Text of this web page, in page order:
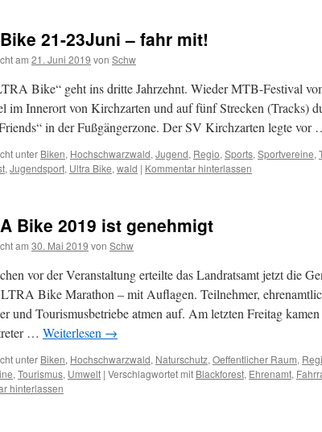
21-23Juni – fahr mit!
am 21. Juni 2019 von Schw
Bike“ geht ins dritte Jahrzehnt. Wieder MTB-Festival
im Innerort von Kirchzarten und auf fünf Strecken (Tracks)
in der Fußgängerzone. Der SV Kirchzarten legte vor
unter Biken, Hochschwarzwald, Jugend, Regio, Sports, Sportvereine,
, Jugendsport, Ultra Bike, wald | Kommentar hinterlassen
Bike 2019 ist genehmigt
am 30. Mai 2019 von Schw
vor der Veranstaltung erteilte das Landratsamt jetzt die
Bike Marathon – mit Auflagen. Teilnehmer,
und Tourismusbetriebe atmen auf. Am letzten Freitag
… Weiterlesen →
unter Biken, Hochschwarzwald, Naturschutz, Oeffentlicher Raum,
, Tourismus, Umwelt | Verschlagwortet mit Blackforest, Ehrenamt,
hinterlassen